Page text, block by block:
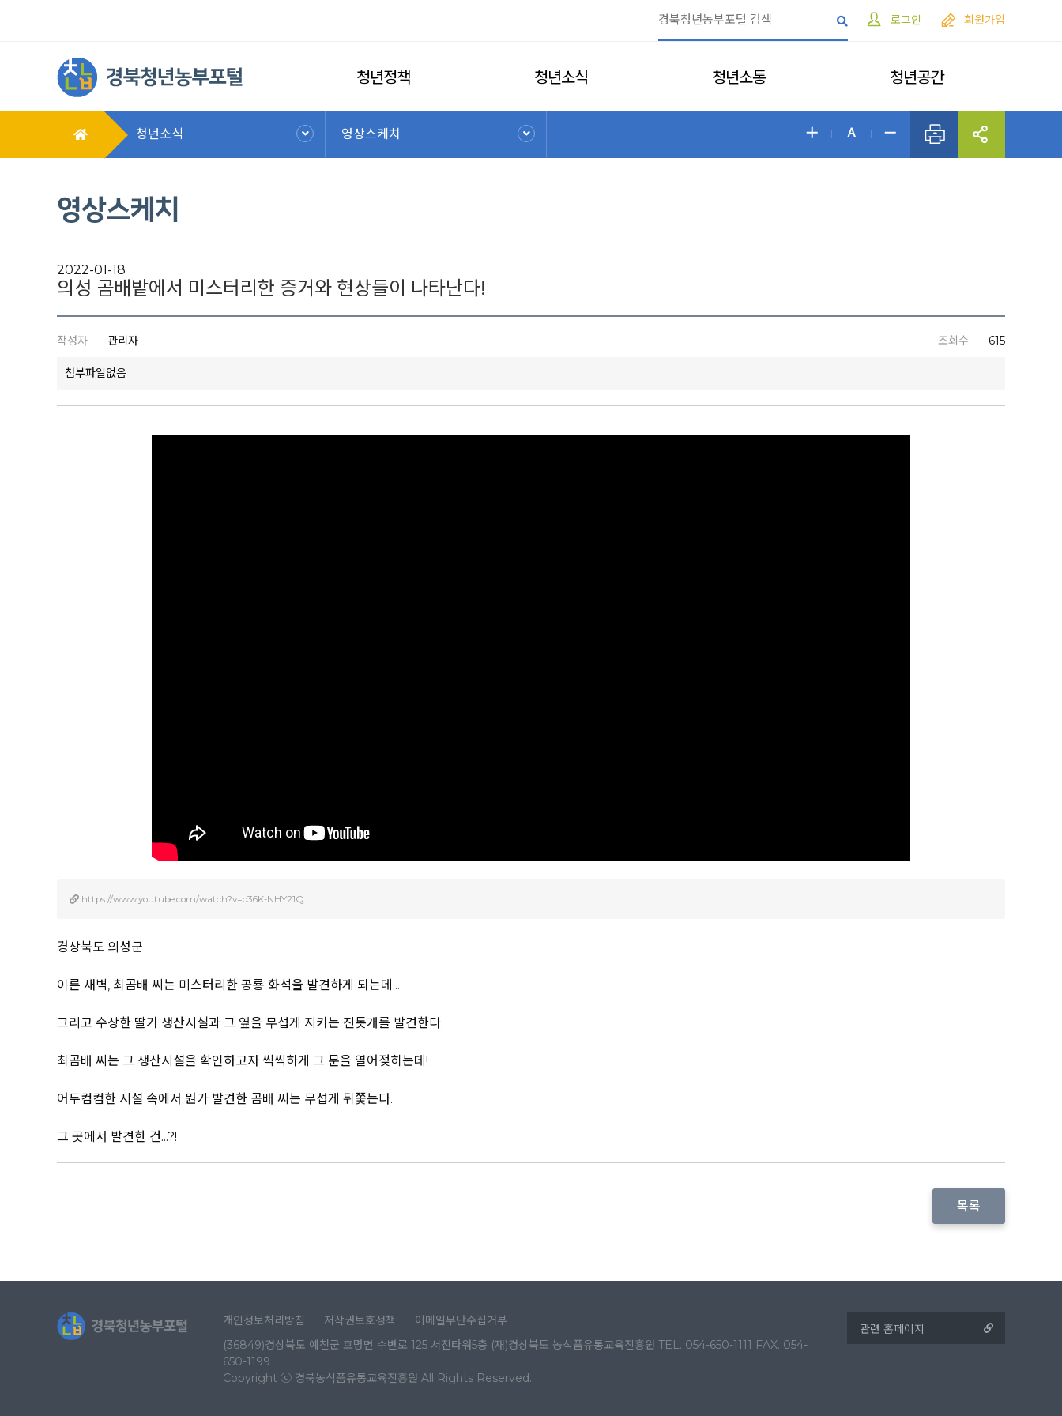
로그인 회원가입
청년정책 청년소식 청년소통 청년공간
청년소식 영상스케치
영상스케치
2022-01-18
의성 곰배밭에서 미스터리한 증거와 현상들이 나타난다!
작성자 관리자 조회수 615
첨부파일없음
https://www.youtube.com/watch?v=o36K-NHY21Q
경상북도 의성군
이른 새벽, 최곰배 씨는 미스터리한 공룡 화석을 발견하게 되는데...
그리고 수상한 딸기 생산시설과 그 옆을 무섭게 지키는 진돗개를 발견한다.
최곰배 씨는 그 생산시설을 확인하고자 씩씩하게 그 문을 열어젖히는데!
어두컴컴한 시설 속에서 뭔가 발견한 곰배 씨는 무섭게 뒤쫓는다.
그 곳에서 발견한 건...?!
목록
개인정보처리방침 저작권보호정책
이메일무단수집거부
(36849)경상북도 예천군 호명면 수변로 125 서진타워5층 (재)경상북도 농식품유통교육진흥원 TEL. 054-650-1111 FAX. 054-
650-1199
Copyright ⓒ 경북농식품유통교육진흥원 All Rights Reserved.